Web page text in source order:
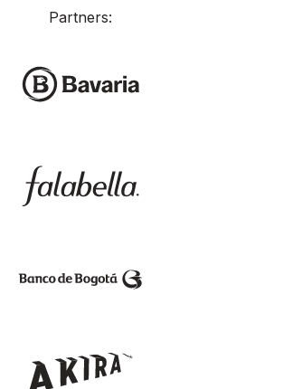
Partners: